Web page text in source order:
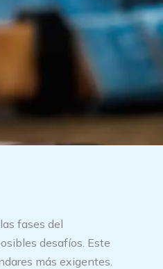
fases del
desafíos. Este
más exigentes.